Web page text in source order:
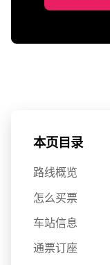
本页目录
路线概览
怎么买票
车站信息
通票订座